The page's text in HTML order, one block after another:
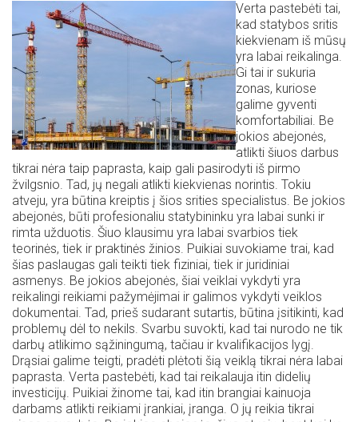
Verta pastebėti tai,
kad statybos sritis
kiekvienam iš mūsų
yra labai reikalinga.
Gi tai ir sukuria
zonas, kuriose
galime gyventi
komfortabiliai. Be
jokios abejonės,
atlikti šiuos darbus
tikrai nėra taip paprasta, kaip gali pasirodyti iš pirmo
žvilgsnio. Tad, jų negali atlikti kiekvienas norintis. Tokiu
atveju, yra būtina kreiptis į šios srities specialistus. Be jokios
abejonės, būti profesionaliu statybininku yra labai sunki ir
rimta užduotis. Šiuo klausimu yra labai svarbios tiek
teorinės, tiek ir praktinės žinios. Puikiai suvokiame trai, kad
šias paslaugas gali teikti tiek fiziniai, tiek ir juridiniai
asmenys. Be jokios abejonės, šiai veiklai vykdyti yra
reikalingi reikiami pažymėjimai ir galimos vykdyti veiklos
dokumentai. Tad, prieš sudarant sutartis, būtina įsitikinti, kad
problemų dėl to nekils. Svarbu suvokti, kad tai nurodo ne tik
darbų atlikimo sąžiningumą, tačiau ir kvalifikacijos lygį.
Drąsiai galime teigti, pradėti plėtoti šią veiklą tikrai nėra labai
paprasta. Verta pastebėti, kad tai reikalauja itin didelių
investicijų. Puikiai žinome tai, kad itin brangiai kainuoja
darbams atlikti reikiami įrankiai, įranga. O jų reikia tikrai